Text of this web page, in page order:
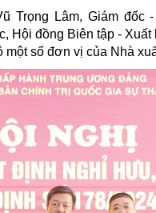
Trọng Lâm, Giám đốc
Hội đồng Biên tập -
số đơn vị của Nhà